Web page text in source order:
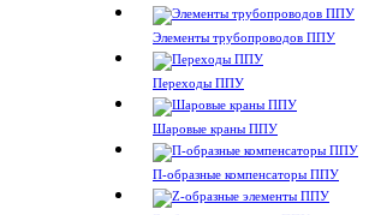
Элементы трубопроводов ППУ
Переходы ППУ
Шаровые краны ППУ
П-образные компенсаторы ППУ